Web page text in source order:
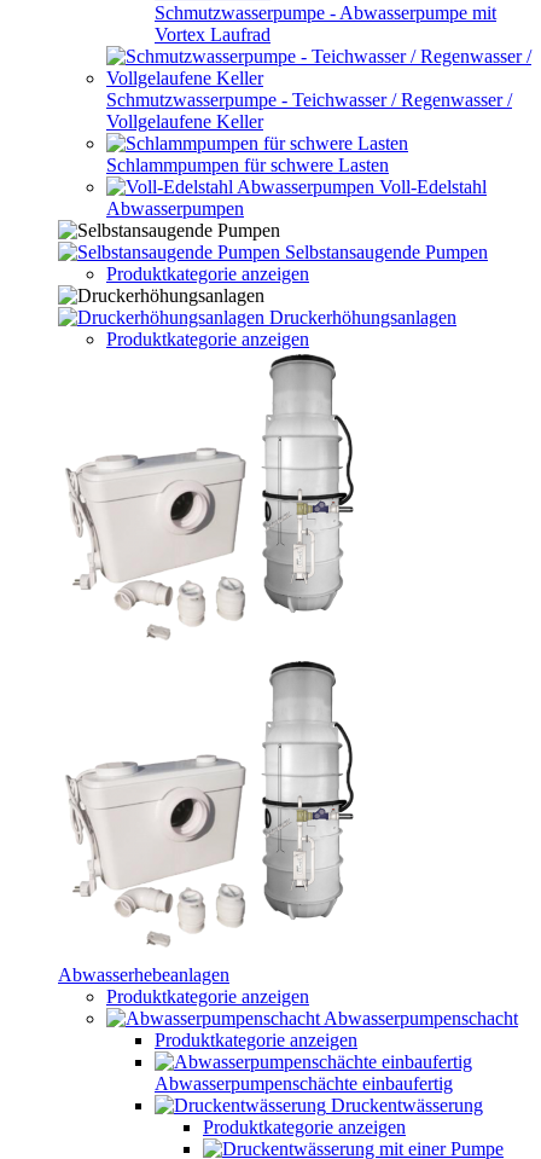
Schmutzwasserpumpe - Abwasserpumpe mit
Vortex Laufrad
Schmutzwasserpumpe - Teichwasser / Regenwasser /
Vollgelaufene Keller
Schlammpumpen für schwere Lasten
Voll-Edelstahl
Abwasserpumpen
Selbstansaugende Pumpen
Produktkategorie anzeigen
Druckerhöhungsanlagen
Produktkategorie anzeigen
Abwasserhebeanlagen
Produktkategorie anzeigen
Abwasserpumpenschacht
Produktkategorie anzeigen
Abwasserpumpenschächte einbaufertig
Druckentwässerung
Produktkategorie anzeigen